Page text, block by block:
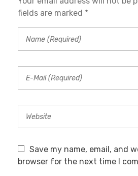
fields are marked *
Save my name, email, and
browser for the next time I